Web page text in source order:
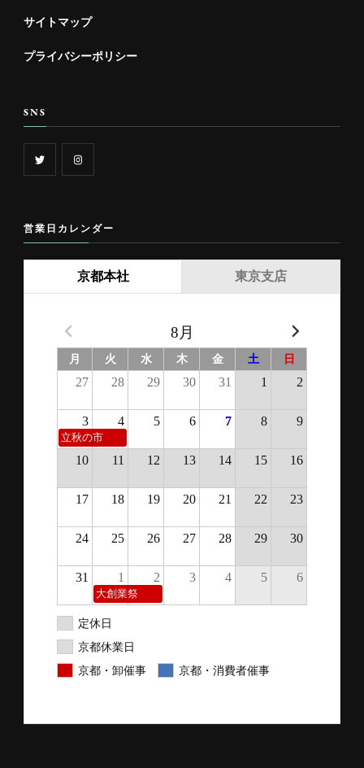
サイトマップ
プライバシーポリシー
SNS
営業日カレンダー
京都本社
8月
月 火 水 木 金 土 日
27 28 29 30 31 1 2
3 4 5 6 7 8 9
立秋の市
10 11 12 13 14 15 16
17 18 19 20 21 22 23
24 25 26 27 28 29 30
31 1 2 3 4 5 6
大創業祭
定休日
京都休業日
京都・卸催事
京都・消費者催事
東京支店